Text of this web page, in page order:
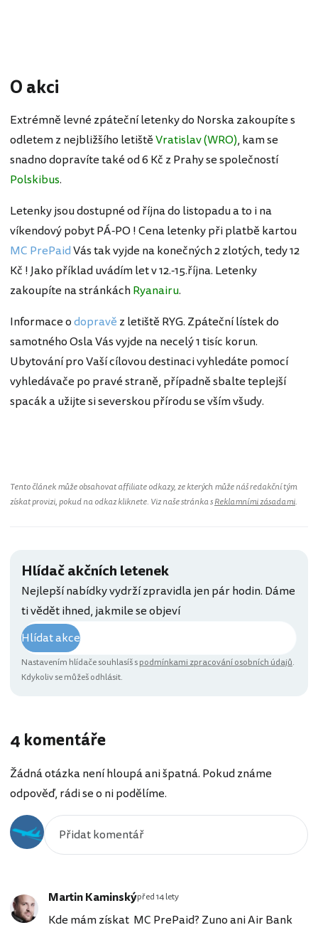
O akci
Extrémně levné zpáteční letenky do Norska zakoupíte s
odletem z nejbližšího letištěVratislav (WRO), kam se
snadno dopravíte také od 6 Kč z Prahy se společností
Polskibus.
Letenky jsou dostupné od října do listopadu a to i na
víkendový pobyt PÁ-PO ! Cena letenky při platbě kartou
MC PrePaidVás tak vyjde na konečných 2 zlotých, tedy 12
Kč ! Jako příklad uvádím let v 12.-15.října. Letenky
zakoupíte na stránkáchRyanairu.
Informace odopravě z letiště RYG. Zpáteční lístek do
samotného Osla Vás vyjde na necelý 1 tisíc korun.
Ubytování pro Vaší cílovou destinaci vyhledáte pomocí
vyhledávače po pravé straně, případně sbalte teplejší
spacák a užijte si severskou přírodu se vším všudy.
Tento článek může obsahovat affiliate odkazy, ze kterých může náš redakční tým
získat provizi, pokud na odkaz kliknete. Viz naše stránka sReklamními zásadami.
Hlídač akčních letenek
Nejlepší nabídky vydrží zpravidla jen pár hodin. Dáme
ti vědět ihned, jakmile se objeví
Hlídat akce
Nastavením hlídače souhlasíš spodmínkami zpracování osobních údajů.
Kdykoliv se můžeš odhlásit.
4 komentáře
Žádná otázka není hloupá ani špatná. Pokud známe
odpověď, rádi se o ni podělíme.
Martin Kaminskýpřed 14 lety
Kde mám získat MC PrePaid? Zuno ani Air Bank